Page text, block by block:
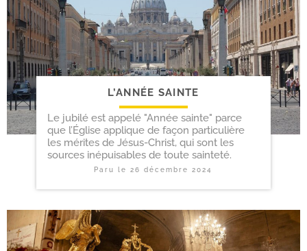
L’ANNÉE SAINTE
Le jubilé est appelé "Année sainte" parce
que l’Église applique de façon particulière
les mérites de Jésus-Christ, qui sont les
sources inépuisables de toute sainteté.
Paru le26 décembre 2024